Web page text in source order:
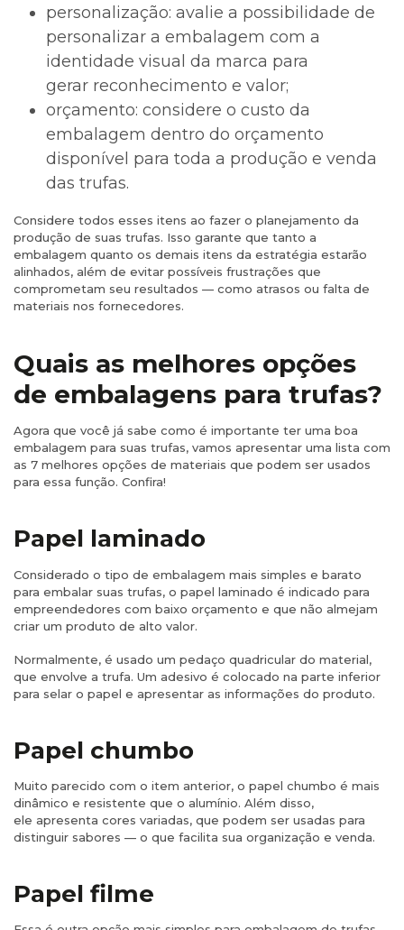
personalização: avalie a possibilidade de
personalizar a embalagem com a
identidade visual da marca para
gerar reconhecimento e valor;
orçamento: considere o custo da
embalagem dentro do orçamento
disponível para toda a produção e venda
das trufas.
Considere todos esses itens ao fazer o planejamento da
produção de suas trufas. Isso garante que tanto a
embalagem quanto os demais itens da estratégia estarão
alinhados, além de evitar possíveis frustrações que
comprometam seu resultados — como atrasos ou falta de
materiais nos fornecedores.
Quais as melhores opções
de embalagens para trufas?
Agora que você já sabe como é importante ter uma boa
embalagem para suas trufas, vamos apresentar uma lista com
as 7 melhores opções de materiais que podem ser usados
para essa função. Confira!
Papel laminado
Considerado o tipo de embalagem mais simples e barato
para embalar suas trufas, o papel laminado é indicado para
empreendedores com baixo orçamento e que não almejam
criar um produto de alto valor.
Normalmente, é usado um pedaço quadricular do material,
que envolve a trufa. Um adesivo é colocado na parte inferior
para selar o papel e apresentar as informações do produto.​
Papel chumbo
Muito parecido com o item anterior, o papel chumbo é mais
dinâmico e resistente que o alumínio. Além disso,
ele apresenta cores variadas, que podem ser usadas para
distinguir sabores — o que facilita sua organização e venda.
Papel filme